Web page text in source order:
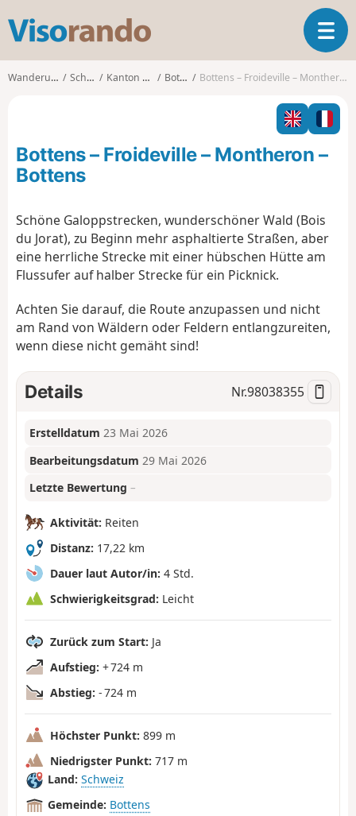
s
o
T
o
l
n
a
t
Wanderungen Schweiz Kanton Waadt Bottens Bottens – Froideville – Montheron – Bottens
Bottens – Froideville – Montheron –
Bottens
Schöne Galoppstrecken, wunderschöner Wald (Bois
du Jorat), zu Beginn mehr asphaltierte Straßen, aber
eine herrliche Strecke mit einer hübschen Hütte am
Flussufer auf halber Strecke für ein Picknick.
Achten Sie darauf, die Route anzupassen und nicht
am Rand von Wäldern oder Feldern entlangzureiten,
wenn diese nicht gemäht sind!
Details Nr.98038355
Erstelldatum 23 Mai 2026
Bearbeitungsdatum 29 Mai 2026
Letzte Bewertung –
Aktivität: Reiten
Distanz: 17,22 km
Dauer laut Autor/in: 4 Std.
Schwierigkeitsgrad: Leicht
Zurück zum Start: Ja
Aufstieg: + 724 m
Abstieg: - 724 m
Höchster Punkt: 899 m
Niedrigster Punkt: 717 m
Land: Schweiz
Gemeinde: Bottens